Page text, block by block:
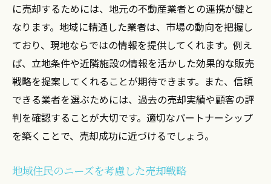
地域行事を活用した集客方法
購入者へのプレゼンテーション方法
フィードバックを基にした戦略の修正
注意すべき点と効果的な宣伝手法の紹介
売却時に避けるべき落とし穴
伝えたい情報を正確に伝える方法
オンラインとオフラインの広告戦略
内覧会での印象を最適化する方法
に売却するためには、地元の不動産業者との連携が鍵と
なります。地域に精通した業者は、市場の動向を把握し
ており、現地ならではの情報を提供してくれます。例え
ば、立地条件や近隣施設の情報を活かした効果的な販売
戦略を提案してくれることが期待できます。また、信頼
できる業者を選ぶためには、過去の売却実績や顧客の評
判を確認することが大切です。適切なパートナーシップ
を築くことで、売却成功に近づけるでしょう。
地域住民のニーズを考慮した売却戦略